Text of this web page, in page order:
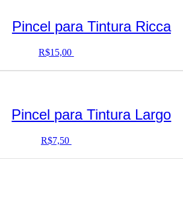
Pincel para Tintura Ricca
R$15,00
Pincel para Tintura Largo
R$7,50